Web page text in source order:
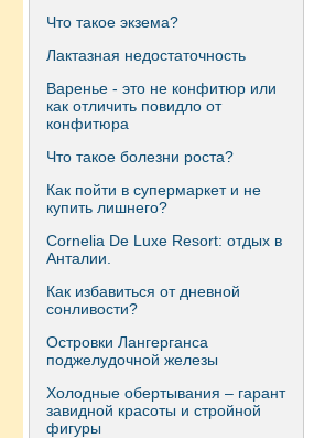
Что такое экзема?
Лактазная недостаточность
Варенье - это не конфитюр или
как отличить повидло от
конфитюра
Что такое болезни роста?
Как пойти в супермаркет и не
купить лишнего?
Сornelia De Luxe Resort: отдых в
Анталии.
Как избавиться от дневной
сонливости?
Островки Лангерганса
поджелудочной железы
Холодные обертывания – гарант
завидной красоты и стройной
фигуры